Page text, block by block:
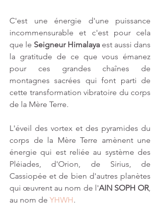
C'est une énergie d'une puissance
incommensurable et c'est pour cela
que le Seigneur Himalaya est aussi dans
la gratitude de ce que vous émanez
pour ces grandes chaînes de
montagnes sacrées qui font parti de
cette transformation vibratoire du corps
de la Mère Terre.
L'éveil des vortex et des pyramides du
corps de la Mère Terre amènent une
énergie qui est reliée au système des
Pléiades, d'Orion, de Sirius, de
Cassiopée et de bien d'autres planètes
qui œuvrent au nom de l'AIN SOPH OR,
au nom de YHWH.